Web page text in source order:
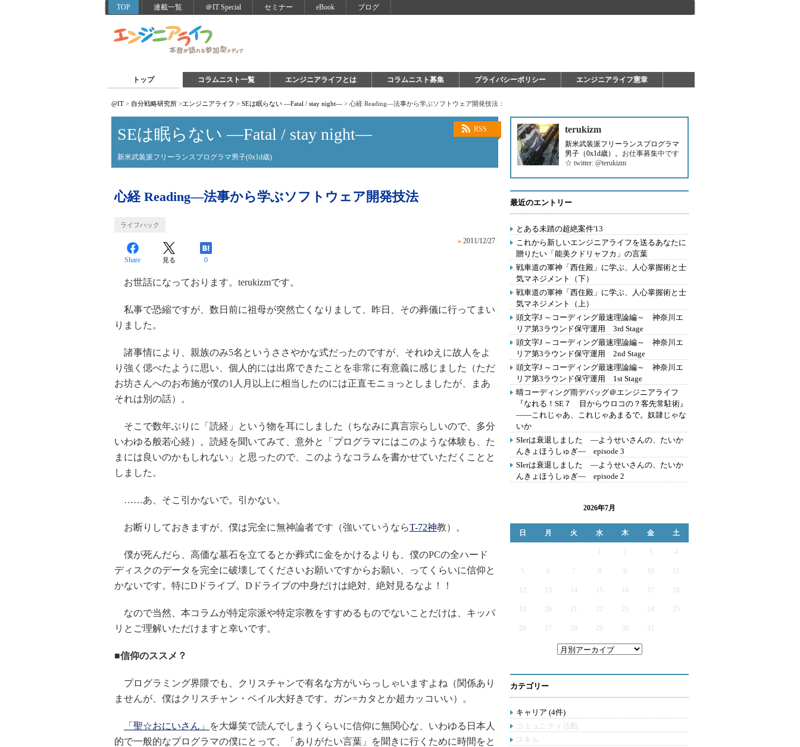
TOP 連載一覧 ＠IT Special セミナー eBook ブログ
トップ コラムニスト一覧 エンジニアライフとは コラムニスト募集 プライバシーポリシー エンジニアライフ憲章
@IT > 自分戦略研究所 >エンジニアライフ > SEは眠らない ―Fatal / stay night― > 心経 Reading―法事から学ぶソフトウェア開発技法：
RSS
SEは眠らない ―Fatal / stay night―
新米武装派フリーランスプログラマ男子(0x1d歳)
心経 Reading―法事から学ぶソフトウェア開発技法
ライフハック
» 2011/12/27
Share 見る 0
お世話になっております。terukizmです。
私事で恐縮ですが、数日前に祖母が突然亡くなりまして、昨日、その葬儀に行ってまい
りました。
諸事情により、親族のみ5名というささやかな式だったのですが、それゆえに故人をよ
り強く偲べたように思い、個人的には出席できたことを非常に有意義に感じました（ただ
お坊さんへのお布施が僕の1人月以上に相当したのには正直モニョっとしましたが、まあ
それは別の話）。
そこで数年ぶりに「読経」という物を耳にしました（ちなみに真言宗らしいので、多分
いわゆる般若心経）。読経を聞いてみて、意外と「プログラマにはこのような体験も、た
まには良いのかもしれない」と思ったので、このようなコラムを書かせていただくことと
しました。
……あ、そこ引かないで。引かない。
お断りしておきますが、僕は完全に無神論者です（強いていうならT-72神教）。
僕が死んだら、高価な墓石を立てるとか葬式に金をかけるよりも、僕のPCの全ハード
ディスクのデータを完全に破壊してくださいお願いですからお願い、ってくらいに信仰と
かないです。特にDドライブ。Dドライブの中身だけは絶対、絶対見るなよ！！
なので当然、本コラムが特定宗派や特定宗教をすすめるものでないことだけは、キッパ
リとご理解いただけますと幸いです。
■信仰のススメ？
プログラミング界隈でも、クリスチャンで有名な方がいらっしゃいますよね（関係あり
ませんが、僕はクリスチャン・ベイル大好きです。ガン=カタとか超カッコいい）。
「聖☆おにいさん」
を大爆笑で読んでしまうくらいに信仰に無関心な、いわゆる日本人
的で一般的なプログラマの僕にとって、「ありがたい言葉」を聞きに行くために時間をと
terukizm
新米武装派フリーランスプログラマ
男子（0x1d歳）。 お仕事募集中です
☆ twitter: @terukizm
最近のエントリー
とある未踏の超絶案件'13
これから新しいエンジニアライフを送るあなたに
贈りたい「能美クドリャフカ」の言葉
戦車道の軍神「西住殿」に学ぶ、人心掌握術と士
気マネジメント（下）
戦車道の軍神「西住殿」に学ぶ、人心掌握術と士
気マネジメント（上）
頭文字J ～コーディング最速理論編～ 神奈川エ
リア第3ラウンド保守運用 3rd Stage
頭文字J ～コーディング最速理論編～ 神奈川エ
リア第3ラウンド保守運用 2nd Stage
頭文字J ～コーディング最速理論編～ 神奈川エ
リア第3ラウンド保守運用 1st Stage
晴コーディング雨デバッグ＠エンジニアライフ
『なれる！SE７ 目からウロコの？客先常駐術』
――これじゃあ、これじゃあまるで。奴隷じゃな
いか
SIerは衰退しました ―ようせいさんの、たいか
んきょほうしゅぎ― episode 3
SIerは衰退しました ―ようせいさんの、たいか
んきょほうしゅぎ― episode 2
2026年7月
日 月 火 水 木 金 土
2 3 4
5 6 7 9
12 13 14 15 16 17
19 20 21 22 23 24 25
26 27 28 29 30 31
カテゴリー
キャリア (4件)
コミュニティ活動
スキル